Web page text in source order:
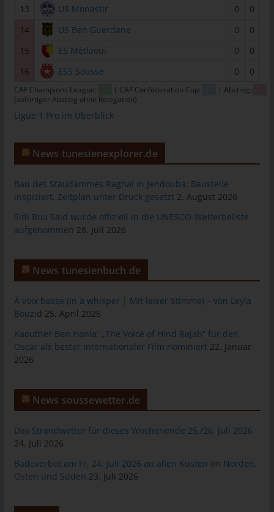
13
US Monastir 0
0
14
US Ben Guerdane 0
0
15
ES Métlaoui 0
0
16
ESS Sousse 0 0
CAF Champions League: | CAF Confederation Cup:
| Abstieg::
(sofortiger Abstieg ohne Relegation)
Ligue 1 Pro im Überblick
News tunesienexplorer.de
Bau des Staudammes Raghai in Jendouba: Baustelle
inspiziert, Zeitplan unter Druck gesetzt 2. August 2026
Sidi Bou Said wurde offiziell in die UNESCO-Welterbeliste
aufgenommen 28. Juli 2026
News tunesienbuch.de
À voix basse (In a whisper | Mit leiser Stimme) – von Leyla
Bouzid 25. April 2026
Kaouther Ben Hania: „The Voice of Hind Rajab“ für den
Oscar als bester internationaler Film nominiert 22. Januar
2026
News soussewetter.de
Das Strandwetter für dieses Wochenende 25./26. Juli 2026
24. Juli 2026
Badeverbot am Fr, 24. Juli 2026 an allen Küsten im Norden,
Osten und Süden 23. Juli 2026
die andere Cookies enthalten, zu unterscheiden. Ein bestimmter
Internetbrowser kann über die eindeutige Cookie-ID
wiedererkannt und identifiziert werden.
Durch den Einsatz von Cookies kann den Nutzern dieser
Internetseite nutzerfreundlichere Services bereitstellen, die ohne
die Cookie-Setzung nicht möglich wären.
Mittels eines Cookies können die Informationen und Angebote
auf unserer Internetseite im Sinne des Benutzers optimiert
Wiedererkennung ist es, den Nutzern die Verwendung unserer
Internetseite zu erleichtern. Der Benutzer einer Internetseite, die
Cookies verwendet, muss beispielsweise nicht bei jedem
Besuch der Internetseite erneut seine Zugangsdaten eingeben,
Computersystem des Benutzers abgelegten Cookie
übernommen wird. Ein weiteres Beispiel ist das Cookie eines
Artikel, die ein Kunde in den virtuellen Warenkorb gelegt hat,
über ein Cookie.
unsere Internetseite jederzeit mittels einer entsprechenden
Einstellung des genutzten Internetbrowsers verhindern und
damit der Setzung von Cookies dauerhaft widersprechen.
Ferner können bereits gesetzte Cookies jederzeit über einen
Internetbrowser oder andere Softwareprogramme gelöscht
Deaktiviert die betroffene Person die Setzung von Cookies in
dem genutzten Internetbrowser, sind unter Umständen nicht alle
Funktionen unserer Internetseite vollumfänglich nutzbar.
Erfassung von allgemeinen Daten und
Informationen
Die Internetseite erfasst mit jedem Aufruf der Internetseite durch
Reihe von allgemeinen Daten und Informationen. Diese